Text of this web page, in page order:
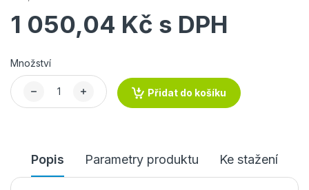
1 050,04 Kč s DPH
Množství
Přidat do košíku
Popis Parametry produktu Ke stažení